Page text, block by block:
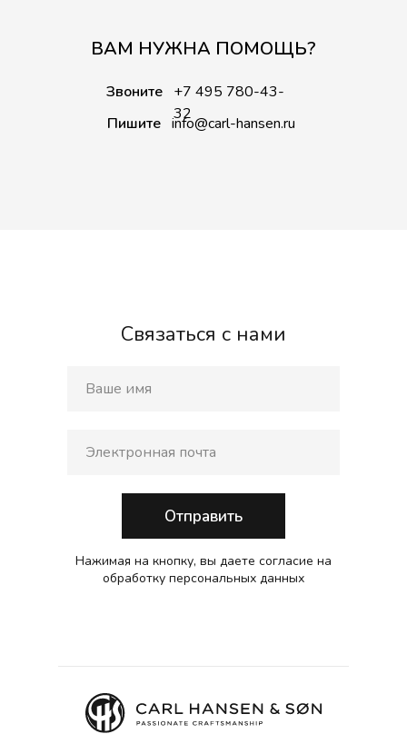
ВАМ НУЖНА ПОМОЩЬ?
Звоните +7 495 780-43-
32
Пишите info@carl-hansen.ru
Связаться с нами
Отправить
Нажимая на кнопку, вы даете согласие на
обработку персональных данных